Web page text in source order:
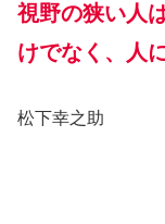
視野の狭い人
けでなく、人
松下幸之助